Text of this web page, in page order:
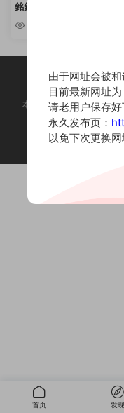
銘銘Kizami – 45套合集 [持
新]
本站为摄影写真图片网站
如
首页 发现
由于网址会被
目前最新网址为
请老用户保存
永久发布页：
以免下次更换